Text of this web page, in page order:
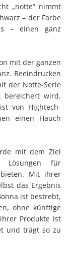
„notte“ nimmt
– der Farbe
– einen ganz
mit der ganzen
Beeindrucken
der Notte-Serie
bereichert wird.
von Hightech-
einen Hauch
mit dem Ziel
Lösungen für
Mit ihrer
das Ergebnis
ist bestrebt,
ohne künftige
Produkte ist
und trägt so zu